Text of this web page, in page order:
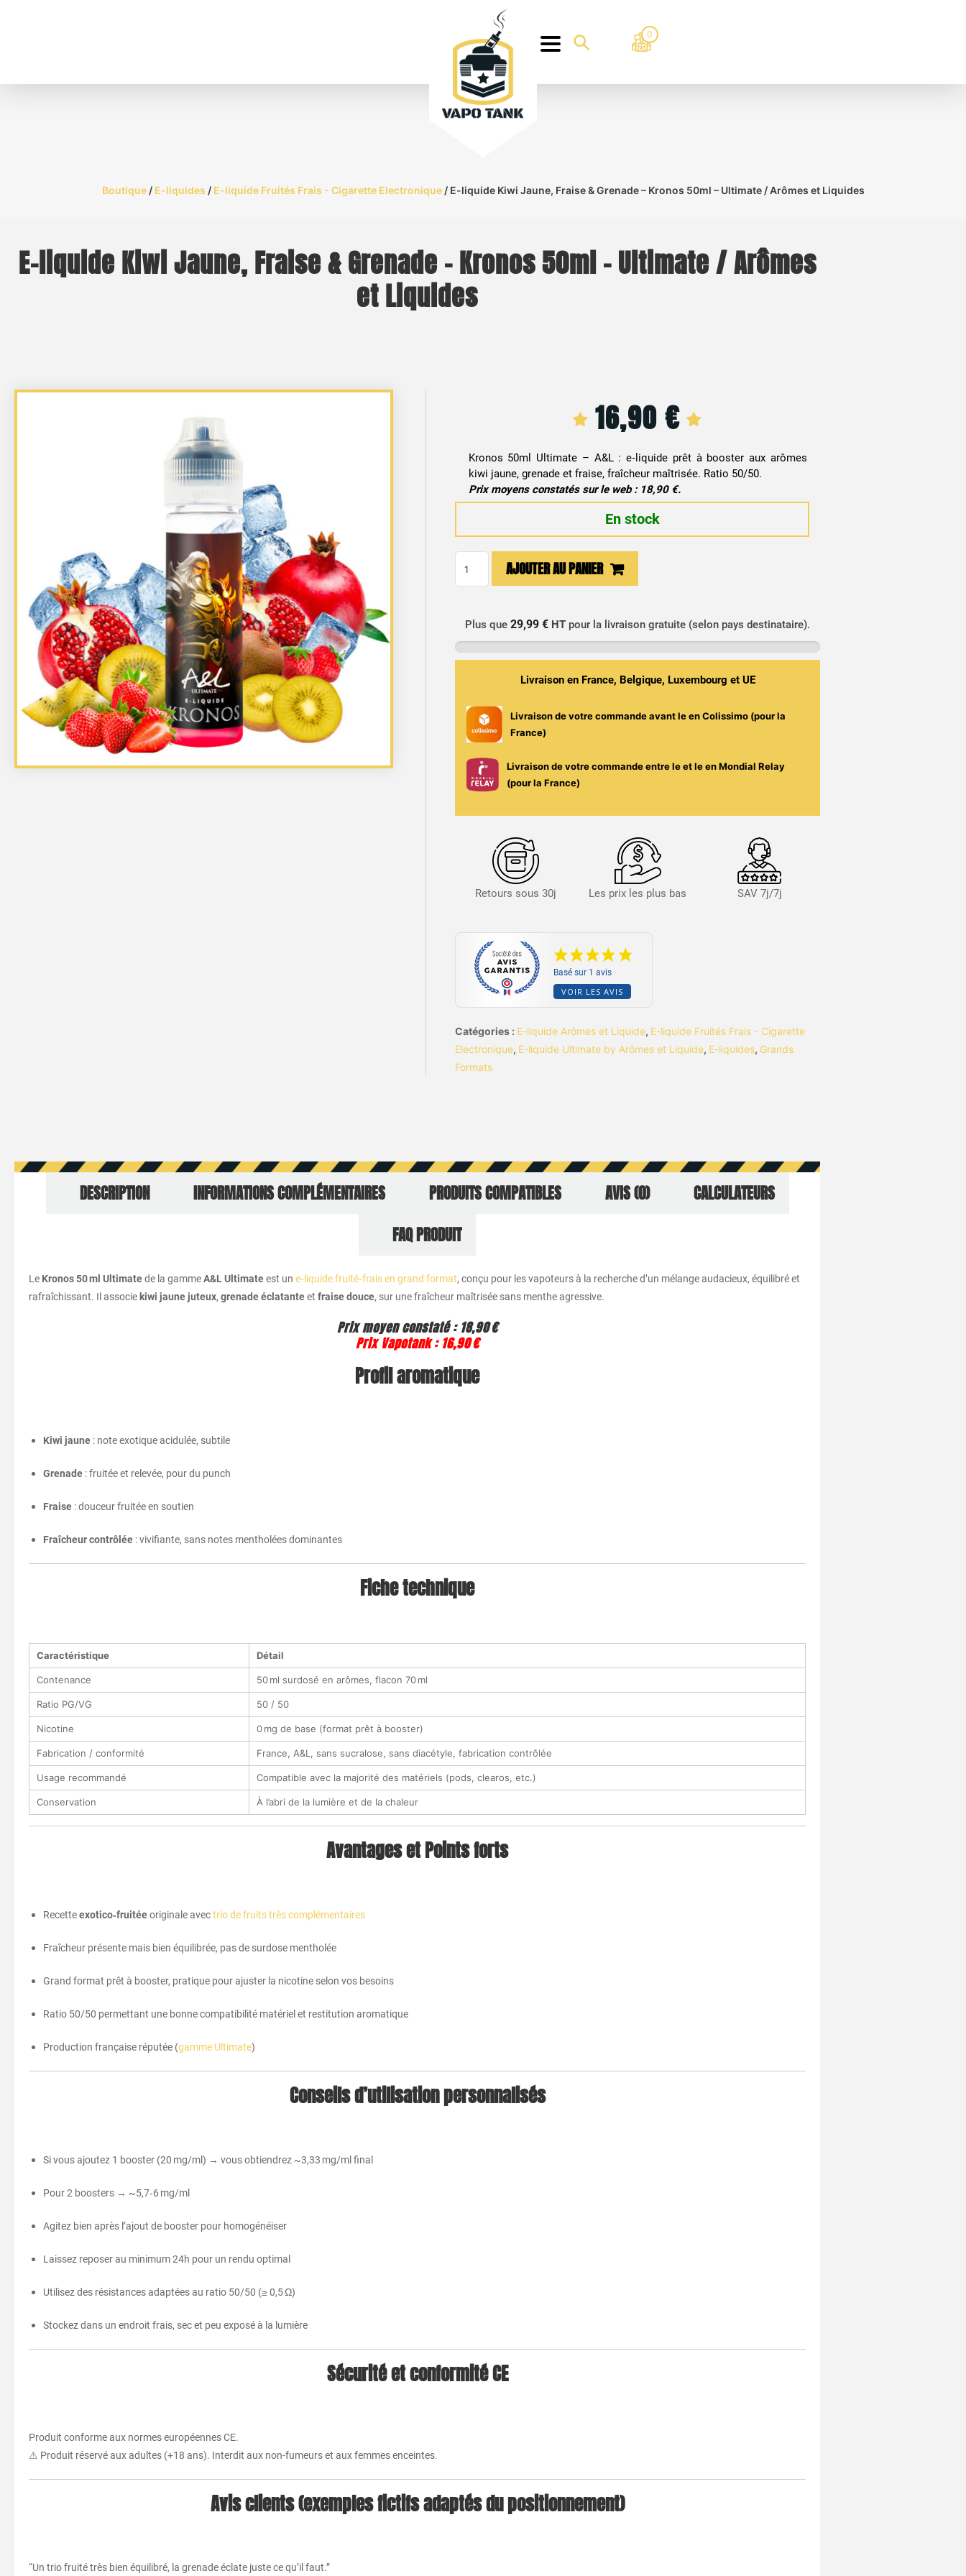
0
Boutique/ E-liquides / E-liquide Fruités Frais - Cigarette Electronique/ E-liquide Kiwi Jaune, Fraise & Grenade – Kronos 50ml – Ultimate / Arômes et Liquides
E-liquide Kiwi Jaune, Fraise & Grenade – Kronos 50ml – Ultimate / Arômes
et Liquides
16,90€
Kronos 50ml Ultimate – A&L : e‑liquide prêt à booster aux arômes
kiwi jaune, grenade et fraise, fraîcheur maîtrisée. Ratio 50/50.
Prix moyens constatés sur le web : 18,90 €.
En stock
Kiwi
Jaune,
Grenade
Kronos
50ml
Ultimate
Liquides
AJOUTER AU PANIER
Plus que29,99 € HT pour la livraison gratuite (selon pays destinataire).
Livraison en France, Belgique, Luxembourg et UE
Livraison de votre commande avant leen Colissimo (pour la
France)
Livraison de votre commande entre leet leen Mondial Relay
(pour la France)
Retours sous 30j Les prix les plus bas SAV 7j/7j
Basé sur 1 avis
VOIR LES AVIS
Catégories : E-liquide Arômes et Liquide, E-liquide Fruités Frais - Cigarette
Electronique, E-liquide Ultimate by Arômes et Liquide, E-liquides, Grands
Formats
DESCRIPTION INFORMATIONS COMPLÉMENTAIRES PRODUITS COMPATIBLES AVIS (0)
CALCULATEURS
FAQ PRODUIT
Le Kronos 50 ml Ultimatede la gammeA&L Ultimateest un e‑liquide fruité‑frais en grand format, conçu pour les vapoteurs à la recherche d’un mélange audacieux, équilibré et
rafraîchissant. Il associe kiwi jaune juteux, grenade éclatanteet fraise douce, sur une fraîcheur maîtrisée sans menthe agressive.
Prix moyen constaté: 18,90 €
Prix Vapotank: 16,90 €
Profil aromatique
Kiwi jaune : note exotique acidulée, subtile
Grenade : fruitée et relevée, pour du punch
Fraise : douceur fruitée en soutien
Fraîcheur contrôlée : vivifiante, sans notes mentholées dominantes
Fiche technique
Caractéristique Détail
Contenance 50 ml surdosé en arômes, flacon 70 ml
Ratio PG/VG 50 / 50
Nicotine 0 mg de base (format prêt à booster)
Fabrication / conformité France, A&L, sans sucralose, sans diacétyle, fabrication contrôlée
Usage recommandé Compatible avec la majorité des matériels (pods, clearos, etc.)
Conservation À l’abri de la lumière et de la chaleur
Avantages et Points forts
Recetteexotico‑fruitéeoriginale avectrio de fruits très complémentaires
Fraîcheur présente mais bien équilibrée, pas de surdose mentholée
Grand format prêt à booster, pratique pour ajuster la nicotine selon vos besoins
Ratio 50/50 permettant une bonne compatibilité matériel et restitution aromatique
Production française réputée (gamme Ultimate)
Conseils d’utilisation personnalisés
Si vous ajoutez 1 booster (20 mg/ml) → vous obtiendrez ~3,33 mg/ml final
Pour 2 boosters → ~5,7‑6 mg/ml
Agitez bien après l’ajout de booster pour homogénéiser
Laissez reposer au minimum 24h pour un rendu optimal
Utilisez des résistances adaptées au ratio 50/50 (≥ 0,5 Ω)
Stockez dans un endroit frais, sec et peu exposé à la lumière
Sécurité et conformité CE
Produit conforme aux normes européennes CE.
⚠ Produit réservé aux adultes (+18 ans). Interdit aux non-fumeurs et aux femmes enceintes.
Avis clients (exemples fictifs adaptés du positionnement)
“Un trio fruité très bien équilibré, la grenade éclate juste ce qu’il faut.”